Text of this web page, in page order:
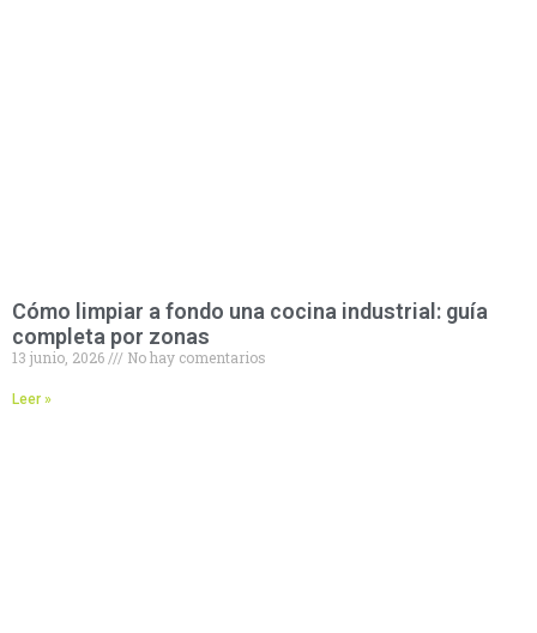
Cómo limpiar a fondo una cocina industrial: guía
completa por zonas
13 junio, 2026 No hay comentarios
Leer »